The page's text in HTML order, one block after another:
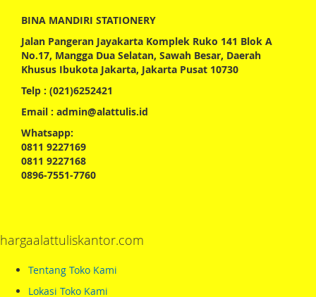
BINA MANDIRI STATIONERY
Jalan Pangeran Jayakarta Komplek Ruko 141 Blok A
No.17, Mangga Dua Selatan, Sawah Besar, Daerah
Khusus Ibukota Jakarta, Jakarta Pusat 10730
Telp : (021)6252421
Email : admin@alattulis.id
Whatsapp:
0811 9227169
0811 9227168
0896-7551-7760
hargaalattuliskantor.com
Tentang Toko Kami
Lokasi Toko Kami